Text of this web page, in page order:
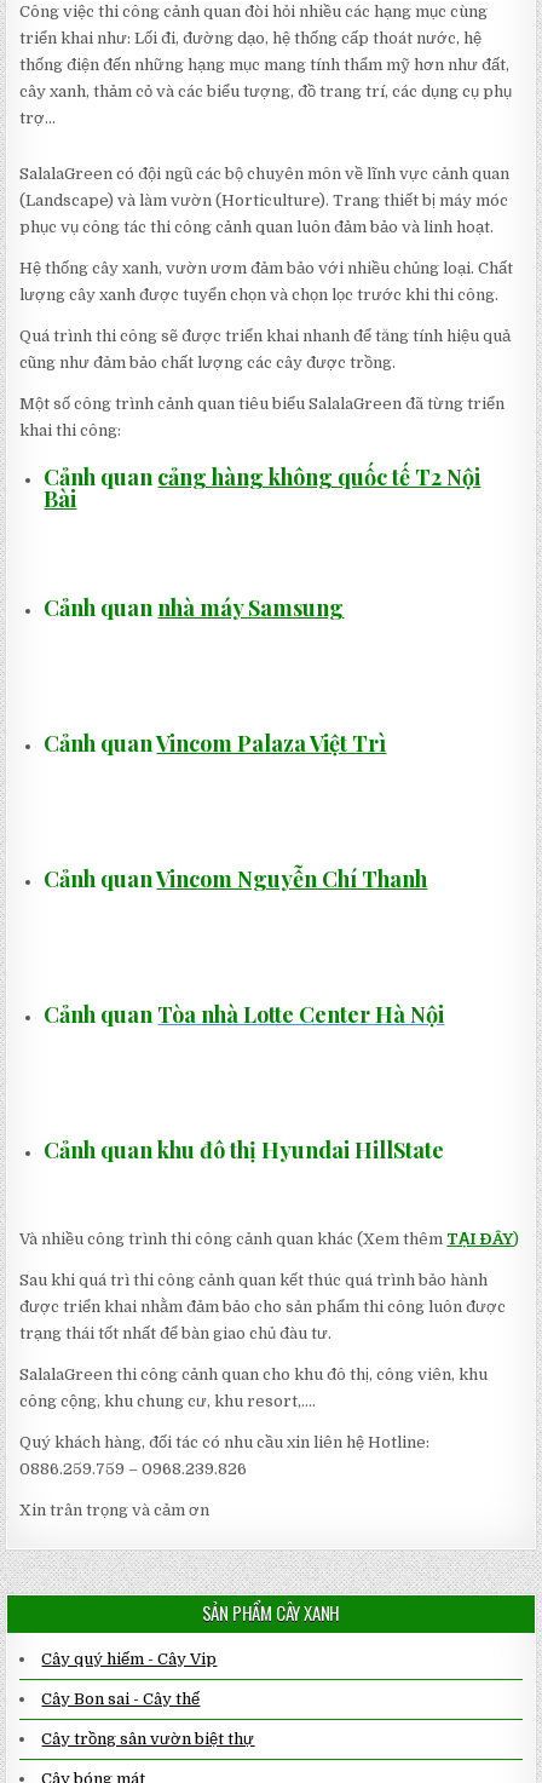
Công việc thi công cảnh quan đòi hỏi nhiều các hạng mục cùng
triển khai như: Lối đi, đường dạo, hệ thống cấp thoát nước, hệ
thống điện đến những hạng mục mang tính thẩm mỹ hơn như đất,
cây xanh, thảm cỏ và các biểu tượng, đồ trang trí, các dụng cụ phụ
trợ…
SalalaGreen có đội ngũ các bộ chuyên môn về lĩnh vực cảnh quan
(Landscape) và làm vườn (Horticulture). Trang thiết bị máy móc
phục vụ công tác thi công cảnh quan luôn đảm bảo và linh hoạt.
Hệ thống cây xanh, vườn ươm đảm bảo với nhiều chủng loại. Chất
lượng cây xanh được tuyển chọn và chọn lọc trước khi thi công.
Quá trình thi công sẽ được triển khai nhanh để tăng tính hiệu quả
cũng như đảm bảo chất lượng các cây được trồng.
Một số công trình cảnh quan tiêu biểu SalalaGreen đã từng triển
khai thi công:
Cảnh quan cảng hàng không quốc tế T2 Nội
Bài
Cảnh quan nhà máy Samsung
Cảnh quanVincom Palaza Việt Trì
Cảnh quanVincom Nguyễn Chí Thanh
Cảnh quan Tòa nhà Lotte Center Hà Nội
Cảnh quan khu đô thị Hyundai HillState
Và nhiều công trình thi công cảnh quan khác (Xem thêm TẠI ĐÂY)
Sau khi quá trì thi công cảnh quan kết thúc quá trình bảo hành
được triển khai nhằm đảm bảo cho sản phẩm thi công luôn được
trạng thái tốt nhất để bàn giao chủ đàu tư.
SalalaGreen thi công cảnh quan cho khu đô thị, công viên, khu
công cộng, khu chung cư, khu resort,….
Quý khách hàng, đối tác có nhu cầu xin liên hệ Hotline:
0886.259.759 – 0968.239.826
Xin trân trọng và cảm ơn
SẢN PHẨM CÂY XANH
Cây quý hiếm - Cây Vip
Cây Bon sai - Cây thế
Cây trồng sân vườn biệt thự
Cây bóng mát